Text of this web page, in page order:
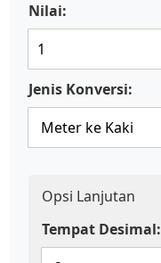
Nilai:
Jenis Konversi:
Opsi Lanjutan
Tempat Desimal: